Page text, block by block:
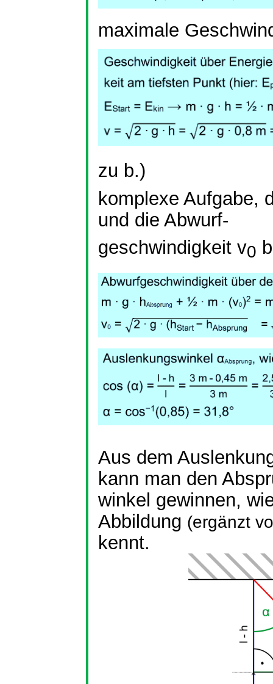
maximale
zu b.)
komplexe Aufgabe,
und die Abwurf-
geschwindigkeit v0
Aus dem
kann man den
winkel gewinnen,
Abbildung (ergänzt
kennt.